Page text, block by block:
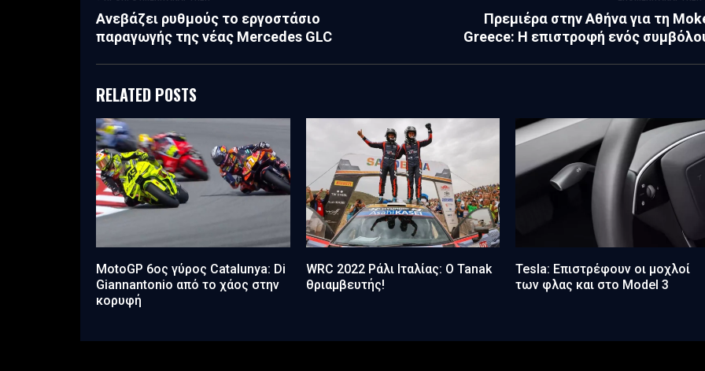
Ανεβάζει ρυθμούς το εργοστάσιο
παραγωγής της νέας Mercedes GLC
Πρεμιέρα στην Αθήνα για τη
Greece: Η επιστροφή ενός
RELATED POSTS
MotoGP 6ος γύρος Catalunya: Di
Giannantonio από το χάος στην
κορυφή
WRC 2022 Ράλι Ιταλίας: Ο Tanak
θριαμβευτής!
Tesla: Επιστρέφουν οι μοχλοί
των φλας και στο Model 3